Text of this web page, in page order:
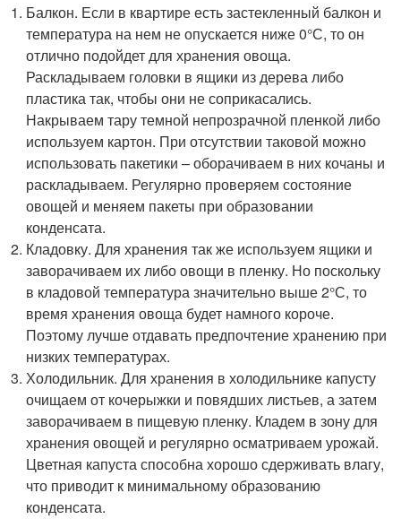
Балкон. Если в квартире есть застекленный балкон и
температура на нем не опускается ниже 0°С, то он
отлично подойдет для хранения овоща.
Раскладываем головки в ящики из дерева либо
пластика так, чтобы они не соприкасались.
Накрываем тару темной непрозрачной пленкой либо
используем картон. При отсутствии таковой можно
использовать пакетики – оборачиваем в них кочаны и
раскладываем. Регулярно проверяем состояние
овощей и меняем пакеты при образовании
конденсата.
Кладовку. Для хранения так же используем ящики и
заворачиваем их либо овощи в пленку. Но поскольку
в кладовой температура значительно выше 2°С, то
время хранения овоща будет намного короче.
Поэтому лучше отдавать предпочтение хранению при
низких температурах.
Холодильник. Для хранения в холодильнике капусту
очищаем от кочерыжки и повядших листьев, а затем
заворачиваем в пищевую пленку. Кладем в зону для
хранения овощей и регулярно осматриваем урожай.
Цветная капуста способна хорошо сдерживать влагу,
что приводит к минимальному образованию
конденсата.